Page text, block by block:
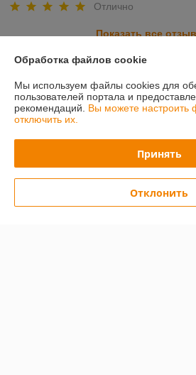
Отлично
Показать все
О нас
Контакты
График работы
Обработка файлов cookie
Мы используем файлы cookies для
пользователей портала и
рекомендаций. Вы можете настроить
отключить их.
Принять
Отклонить